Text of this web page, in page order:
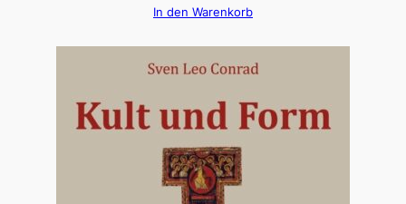
In den Warenkorb